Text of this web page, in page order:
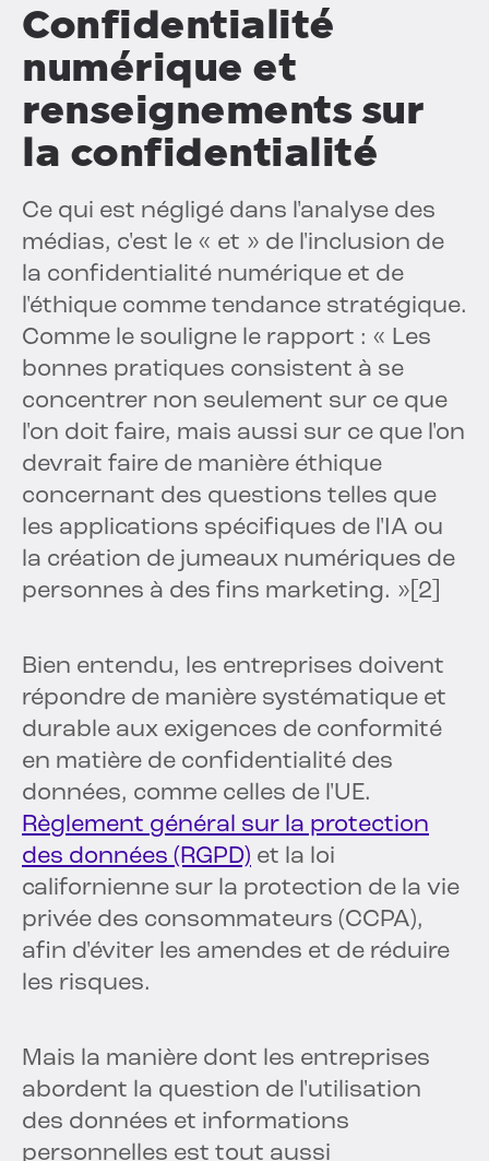
Confidentialité
numérique et
renseignements sur
la confidentialité
Ce qui est négligé dans l'analyse des
médias, c'est le « et » de l'inclusion de
la confidentialité numérique et de
l'éthique comme tendance stratégique.
Comme le souligne le rapport : « Les
bonnes pratiques consistent à se
concentrer non seulement sur ce que
l'on doit faire, mais aussi sur ce que l'on
devrait faire de manière éthique
concernant des questions telles que
les applications spécifiques de l'IA ou
la création de jumeaux numériques de
personnes à des fins marketing. » [2]
Bien entendu, les entreprises doivent
répondre de manière systématique et
durable aux exigences de conformité
en matière de confidentialité des
données, comme celles de l'UE.
Règlement général sur la protection
des données (RGPD) et la loi
californienne sur la protection de la vie
privée des consommateurs (CCPA),
afin d'éviter les amendes et de réduire
les risques.
Mais la manière dont les entreprises
abordent la question de l'utilisation
des données et informations
personnelles est tout aussi